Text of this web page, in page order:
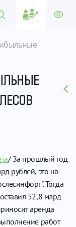
/ За прошлый год
рублей, это на
Тогда
52,8 млрд
аренда
работ